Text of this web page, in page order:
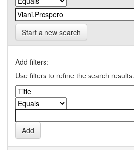
Start a new search
Add filters:
Use filters to refine the search results.